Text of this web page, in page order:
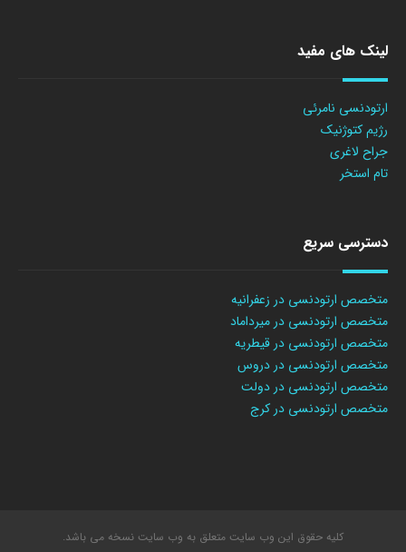
لینک های مفید
ارتودنسی نامرئی
رژیم کتوژنیک
جراح لاغری
تام استخر
دسترسی سریع
متخصص ارتودنسی در زعفرانیه
متخصص ارتودنسی در میرداماد
متخصص ارتودنسی در قیطریه
متخصص ارتودنسی در دروس
متخصص ارتودنسی در دولت
متخصص ارتودنسی در کرج
کلیه حقوق این وب سایت متعلق به وب سایت نسخه می باشد.